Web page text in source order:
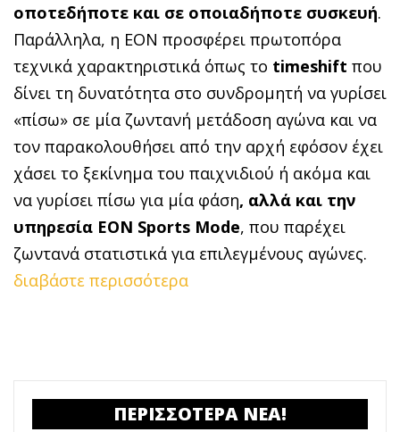
οποτεδήποτε και σε οποιαδήποτε συσκευή.
Παράλληλα, η ΕΟΝ προσφέρει πρωτοπόρα
τεχνικά χαρακτηριστικά όπως το timeshift που
δίνει τη δυνατότητα στο συνδρομητή να γυρίσει
«πίσω» σε μία ζωντανή μετάδοση αγώνα και να
τον παρακολουθήσει από την αρχή εφόσον έχει
χάσει το ξεκίνημα του παιχνιδιού ή ακόμα και
να γυρίσει πίσω για μία φάση, αλλά και την
υπηρεσία EON Sports Mode, που παρέχει
ζωντανά στατιστικά για επιλεγμένους αγώνες.
διαβάστε περισσότερα
ΠΕΡΙΣΣΟΤΕΡΑ ΝΕΑ!